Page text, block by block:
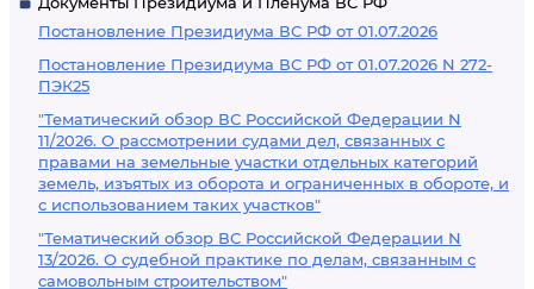
Постановление Президиума ВС РФ от 01.07.2026
Постановление Президиума ВС РФ от 01.07.2026 N 272-
ПЭК25
"Тематический обзор ВС Российской Федерации N
11/2026. О рассмотрении судами дел, связанных с
правами на земельные участки отдельных категорий
земель, изъятых из оборота и ограниченных в обороте, и
с использованием таких участков"
"Тематический обзор ВС Российской Федерации N
13/2026. О судебной практике по делам, связанным с
самовольным строительством"